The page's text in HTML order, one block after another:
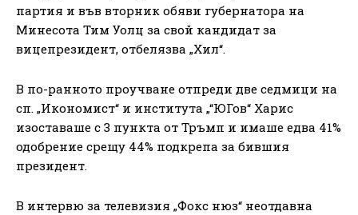
партия и във вторник обяви губернатора на
Минесота Тим Уолц за свой кандидат за
вицепрезидент, отбелязва „Хил“.
В по-ранното проучване отпреди две седмици на
сп. „Икономист“ и института „“ЮГов“ Харис
изоставаше с 3 пункта от Тръмп и имаше едва 41%
одобрение срещу 44% подкрепа за бившия
президент.
В интервю за телевизия „Фокс нюз“ неотдавна